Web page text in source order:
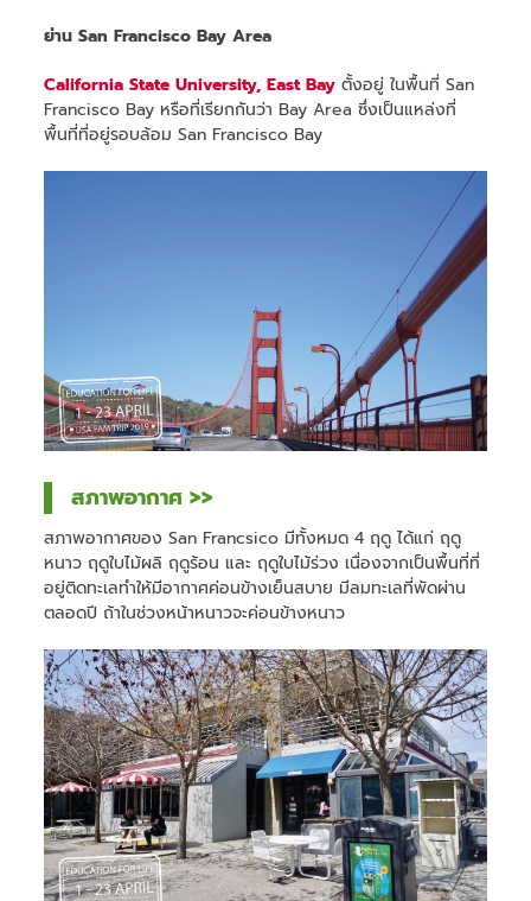
ย่าน San Francisco Bay Area
California State University, East Bay ตั้งอยู่ ในพื้นที่ San
Francisco Bay หรือที่เรียกกันว่า Bay Area ซึ่งเป็นแหล่งที่
พื้นที่ที่อยู่รอบล้อม San Francisco Bay
สภาพอากาศ >>
สภาพอากาศของ San Francsico มีทั้งหมด 4 ฤดู ได้แก่ ฤดู
หนาว ฤดูใบไม้ผลิ ฤดูร้อน และ ฤดูใบไม้ร่วง เนื่องจากเป็นพื้นที่ที่
อยู่ติดทะเลทำให้มีอากาศค่อนข้างเย็นสบาย มีลมทะเลที่พัดผ่าน
ตลอดปี ถ้าในช่วงหน้าหนาวจะค่อนข้างหนาว